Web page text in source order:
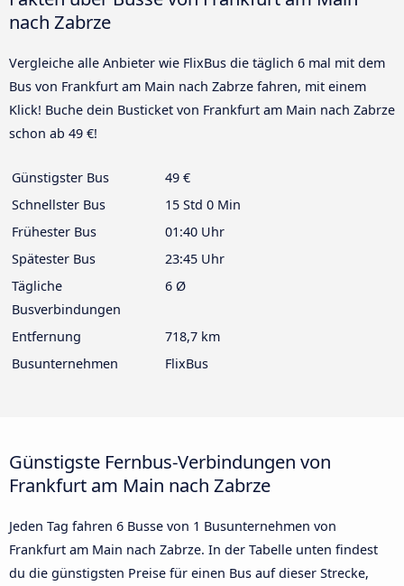
nach Zabrze
Vergleiche alle Anbieter wie FlixBus die täglich 6 mal mit dem
Bus von Frankfurt am Main nach Zabrze fahren, mit einem
Klick! Buche dein Busticket von Frankfurt am Main nach Zabrze
schon ab 49 €!
Günstigster Bus
49 €
Schnellster Bus
15 Std 0 Min
Frühester Bus
01:40 Uhr
Spätester Bus
23:45 Uhr
Tägliche
Busverbindungen
6 Ø
Entfernung
718,7 km
Busunternehmen
FlixBus
Günstigste Fernbus-Verbindungen von
Frankfurt am Main nach Zabrze
Jeden Tag fahren 6 Busse von 1 Busunternehmen von
Frankfurt am Main nach Zabrze. In der Tabelle unten findest
du die günstigsten Preise für einen Bus auf dieser Strecke,